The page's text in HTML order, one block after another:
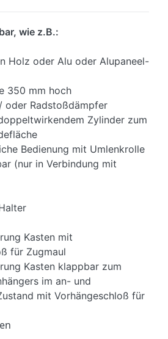
wie z.B.:
Holz oder Alu oder Alupaneel-
350 mm hoch
oder Radstoßdämpfer
Zylinder zum
Bedienung mit Umlenkrolle
(nur in Verbindung mit
Kasten mit
für Zugmaul
Kasten klappbar zum
im an- und
mit Vorhängeschloß für